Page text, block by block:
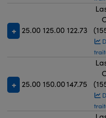
25.00 125.00 122.73
25.00 150.00147.75